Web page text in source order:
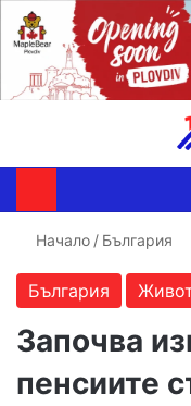
Начало / България
България
Започва
пенсиите